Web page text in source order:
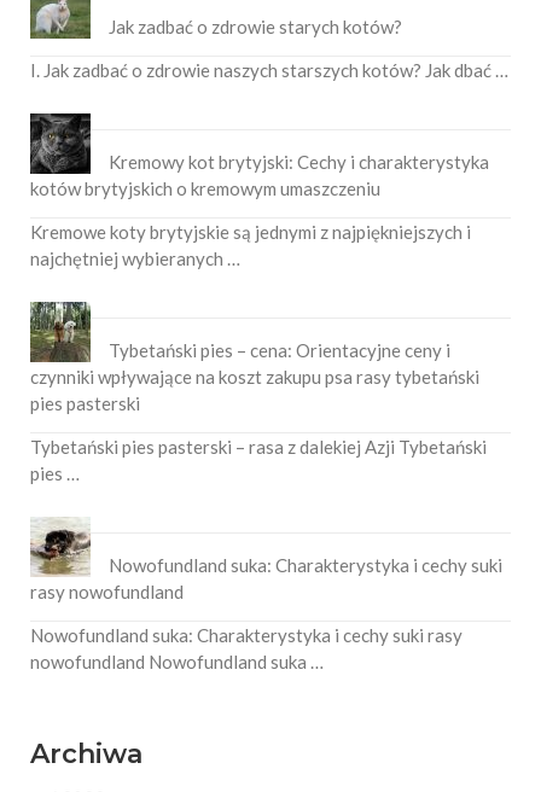
Jak zadbać o zdrowie starych kotów?
I. Jak zadbać o zdrowie naszych starszych kotów? Jak dbać …
Kremowy kot brytyjski: Cechy i charakterystyka
kotów brytyjskich o kremowym umaszczeniu
Kremowe koty brytyjskie są jednymi z najpiękniejszych i
najchętniej wybieranych …
Tybetański pies – cena: Orientacyjne ceny i
czynniki wpływające na koszt zakupu psa rasy tybetański
pies pasterski
Tybetański pies pasterski – rasa z dalekiej Azji Tybetański
pies …
Nowofundland suka: Charakterystyka i cechy suki
rasy nowofundland
Nowofundland suka: Charakterystyka i cechy suki rasy
nowofundland Nowofundland suka …
Archiwa